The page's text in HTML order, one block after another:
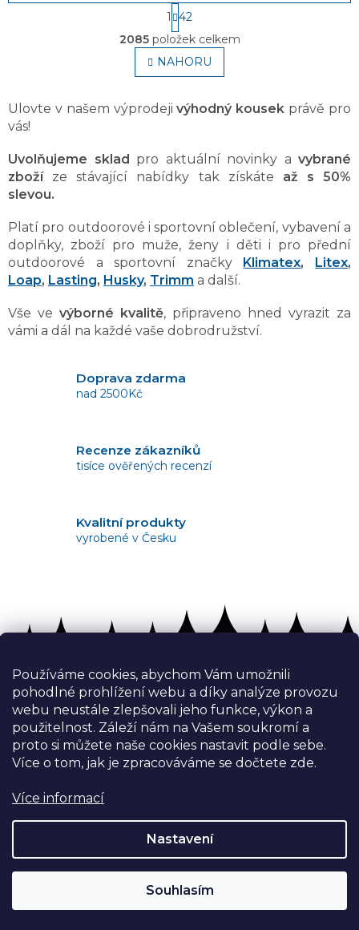
Používáme cookies, abychom Vám umožnili
pohodlné prohlížení webu a díky analýze provozu
webu neustále zlepšovali jeho funkce, výkon a
použitelnost. Záleží nám na Vašem soukromí a
proto si můžete naše cookies nastavit podle sebe.
Více o tom, jak je zpracováváme se dočtete zde.
Více informací
Nastavení
Souhlasím
O
v
l
á
a
p
r
v
v
ý
i
s
u
S
t
r
á
n
k
v
á
1
42
2085položek celkem
NAHORU
Ulovte v našem výprodejivýhodný kousek právě pro
vás!
Uvolňujeme sklad pro aktuální novinky a vybrané
zbožíze stávající nabídky tak získáte až s 50%
slevou.
Platí pro outdoorové i sportovní oblečení, vybavení a
doplňky, zboží pro muže, ženy i děti i pro přední
outdoorové a sportovní značky Klimatex, Litex,
Loap, Lasting, Husky, Trimm a další.
Vše ve výborné kvalitě, připraveno hned vyrazit za
vámi a dál na každé vaše dobrodružství.
Doprava zdarma
nad 2500Kč
Recenze zákazníků
tisíce ověřených recenzí
Kvalitní produkty
vyrobené v Česku
bez problémů do 14 dnů
732 341 581